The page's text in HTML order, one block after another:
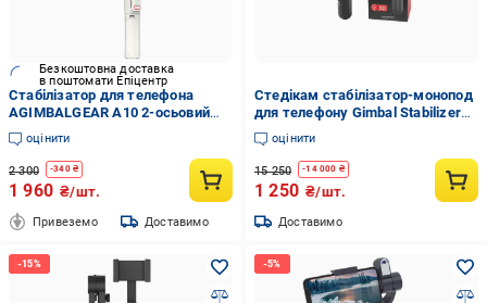
Безкоштовна доставка
в поштомати Епіцентр
Стабілізатор для телефона
AGIMBALGEAR A10 2-осьовий
ручний Білий (120318081)
оцінити
2 300 -340₴
1 960 ₴/шт.
Привеземо Доставимо
Стедікам стабілізатор-монопод
для телефону Gimbal Stabilizer
L08 Чорний (120.400)
оцінити
15 250 -14 000 ₴
1 250 ₴/шт.
Доставимо